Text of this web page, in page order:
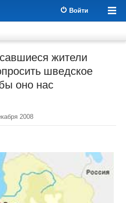
Войти
жители
шведское
оно нас
2008